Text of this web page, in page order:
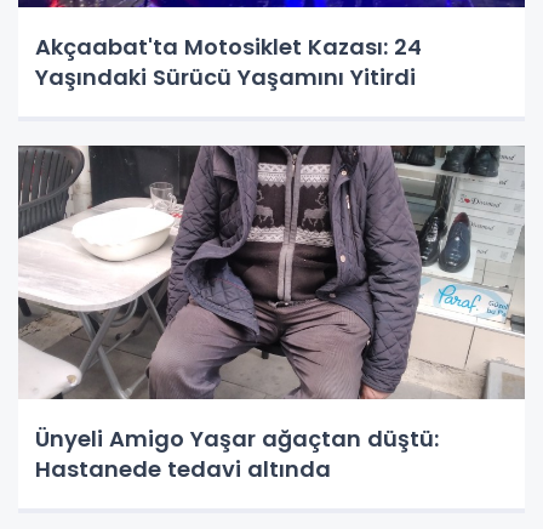
Akçaabat'ta Motosiklet Kazası: 24
Yaşındaki Sürücü Yaşamını Yitirdi
Ünyeli Amigo Yaşar ağaçtan düştü:
Hastanede tedavi altında